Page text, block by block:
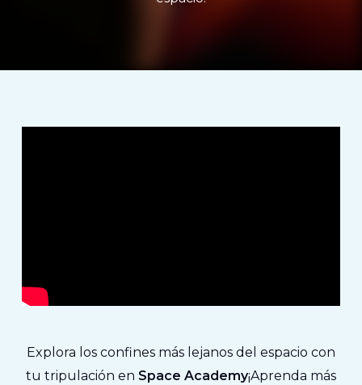
Explora los confines más lejanos del espacio con
tu tripulación en Space Academy¡Aprenda más